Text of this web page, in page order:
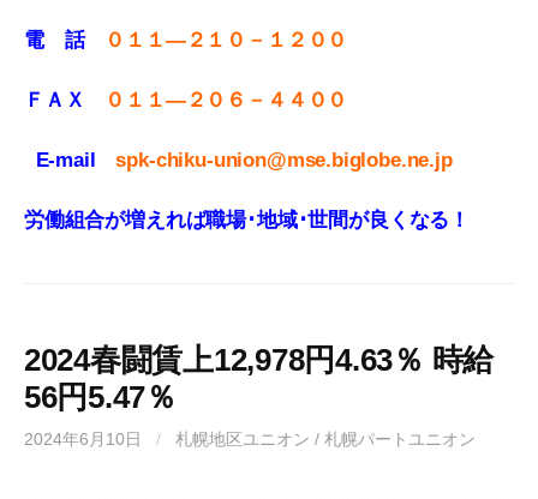
電 話 ０１１—２１０－１２００
ＦＡＸ ０１１—２０６－４４００
E-mailspk-chiku-union@mse.biglobe.ne.jp
労働組合が増えれば職場･地域･世間が良くなる！
2024春闘賃上12,978円4.63％ 時給
56円5.47％
2024年6月10日 / 札幌地区ユニオン / 札幌パートユニオン